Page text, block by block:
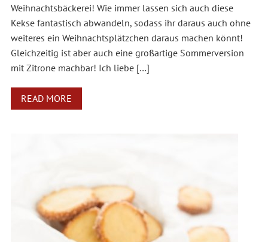
Weihnachtsbäckerei! Wie immer lassen sich auch diese
Kekse fantastisch abwandeln, sodass ihr daraus auch ohne
weiteres ein Weihnachtsplätzchen daraus machen könnt!
Gleichzeitig ist aber auch eine großartige Sommerversion
mit Zitrone machbar! Ich liebe […]
READ MORE